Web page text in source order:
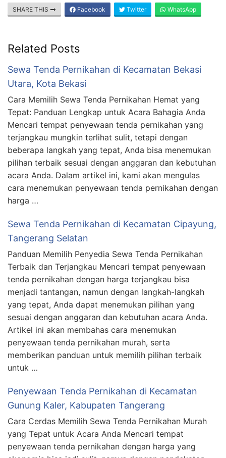
SHARE THIS Facebook Twitter WhatsApp
Related Posts
Sewa Tenda Pernikahan di Kecamatan Bekasi
Utara, Kota Bekasi
Cara Memilih Sewa Tenda Pernikahan Hemat yang
Tepat: Panduan Lengkap untuk Acara Bahagia Anda
Mencari tempat penyewaan tenda pernikahan yang
terjangkau mungkin terlihat sulit, tetapi dengan
beberapa langkah yang tepat, Anda bisa menemukan
pilihan terbaik sesuai dengan anggaran dan kebutuhan
acara Anda. Dalam artikel ini, kami akan mengulas
cara menemukan penyewaan tenda pernikahan dengan
harga …
Sewa Tenda Pernikahan di Kecamatan Cipayung,
Tangerang Selatan
Panduan Memilih Penyedia Sewa Tenda Pernikahan
Terbaik dan Terjangkau Mencari tempat penyewaan
tenda pernikahan dengan harga terjangkau bisa
menjadi tantangan, namun dengan langkah-langkah
yang tepat, Anda dapat menemukan pilihan yang
sesuai dengan anggaran dan kebutuhan acara Anda.
Artikel ini akan membahas cara menemukan
penyewaan tenda pernikahan murah, serta
memberikan panduan untuk memilih pilihan terbaik
untuk …
Penyewaan Tenda Pernikahan di Kecamatan
Gunung Kaler, Kabupaten Tangerang
Cara Cerdas Memilih Sewa Tenda Pernikahan Murah
yang Tepat untuk Acara Anda Mencari tempat
penyewaan tenda pernikahan dengan harga yang